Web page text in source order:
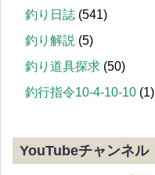
釣り日誌 (541)
釣り解説 (5)
釣り道具探求 (50)
釣行指令10-4-10-10 (1)
YouTubeチャンネル